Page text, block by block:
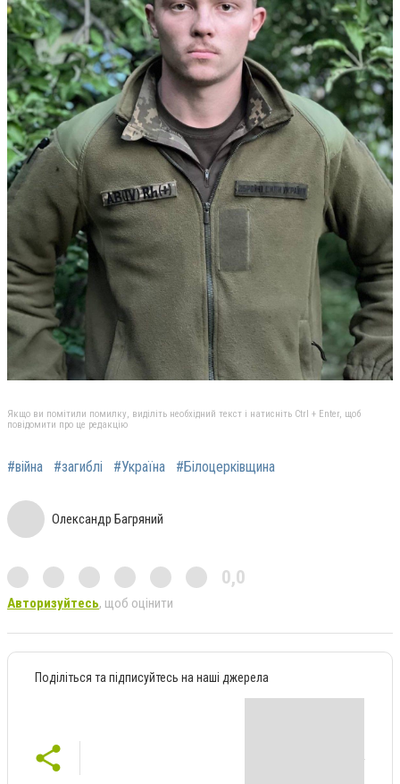
Якщо ви помітили помилку, виділіть необхідний текст і натисніть Ctrl + Enter, щоб
повідомити про це редакцію
#війна #загиблі #Україна #Білоцерківщина
Олександр Багряний
0,0
Авторизуйтесь, щоб оцінити
Поділіться та підписуйтесь на наші джерела